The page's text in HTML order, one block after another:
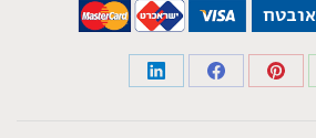
Share
Share
Share